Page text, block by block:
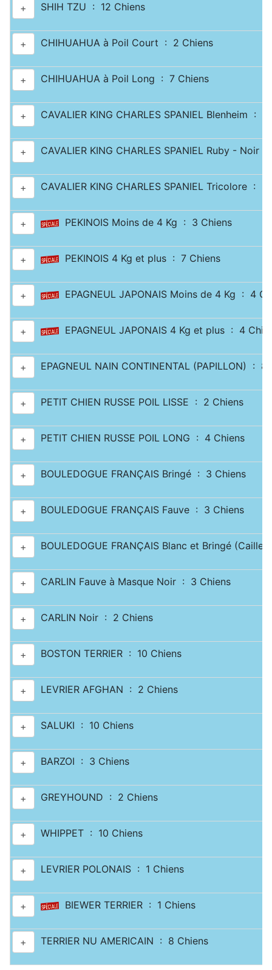
+ SHIH TZU : 12 Chiens
+ CHIHUAHUA à Poil Court : 2 Chiens
+ CHIHUAHUA à Poil Long : 7 Chiens
+ CAVALIER KING CHARLES SPANIEL Blenheim : 2
+ CAVALIER KING CHARLES SPANIEL Ruby - Noir
+ CAVALIER KING CHARLES SPANIEL Tricolore : 2
+ PEKINOIS Moins de 4 Kg : 3 Chiens
+ PEKINOIS 4 Kg et plus : 7 Chiens
+ EPAGNEUL JAPONAIS Moins de 4 Kg : 4
+ EPAGNEUL JAPONAIS 4 Kg et plus : 4
+ EPAGNEUL NAIN CONTINENTAL (PAPILLON) : 8
+ PETIT CHIEN RUSSE POIL LISSE : 2 Chiens
+ PETIT CHIEN RUSSE POIL LONG : 4 Chiens
+ BOULEDOGUE FRANÇAIS Bringé : 3 Chiens
+ BOULEDOGUE FRANÇAIS Fauve : 3 Chiens
+ BOULEDOGUE FRANÇAIS Blanc et Bringé
+ CARLIN Fauve à Masque Noir : 3 Chiens
+ CARLIN Noir : 2 Chiens
+ BOSTON TERRIER : 10 Chiens
+ LEVRIER AFGHAN : 2 Chiens
+ SALUKI : 10 Chiens
+ BARZOI : 3 Chiens
+ GREYHOUND : 2 Chiens
+ WHIPPET : 10 Chiens
+ LEVRIER POLONAIS : 1 Chiens
+ BIEWER TERRIER : 1 Chiens
+ TERRIER NU AMERICAIN : 8 Chiens